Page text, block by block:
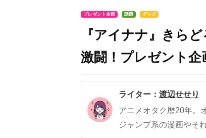
プレゼント企画 話題 グッズ
『アイナナ』きら
激闘！プレゼント
ライター： 渡辺せせり
アニメオタク歴20年。
ジャンプ系の漫画やそ